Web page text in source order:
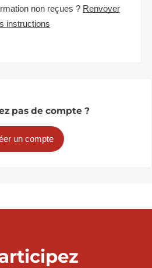
non reçues ? Renvoyer
instructions
pas de compte ?
un compte